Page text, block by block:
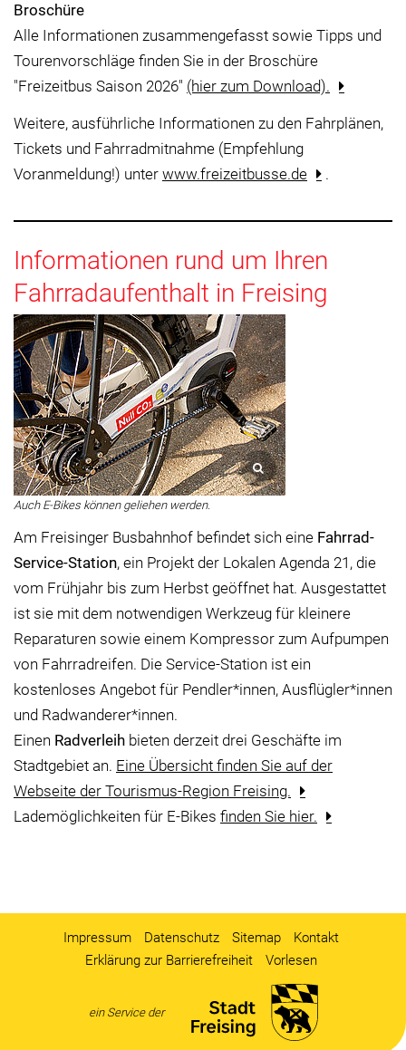
Broschüre
Alle Informationen zusammengefasst sowie Tipps und
Tourenvorschläge finden Sie in der Broschüre
"Freizeitbus Saison 2026" (hier zum Download).
Weitere, ausführliche Informationen zu den Fahrplänen,
Tickets und Fahrradmitnahme (Empfehlung
Voranmeldung!) unter www.freizeitbusse.de .
Informationen rund um Ihren
Fahrradaufenthalt in Freising
Auch E-Bikes können geliehen werden.
Am Freisinger Busbahnhof befindet sich eine Fahrrad-
Service-Station, ein Projekt der Lokalen Agenda 21, die
vom Frühjahr bis zum Herbst geöffnet hat. Ausgestattet
ist sie mit dem notwendigen Werkzeug für kleinere
Reparaturen sowie einem Kompressor zum Aufpumpen
von Fahrradreifen. Die Service-Station ist ein
kostenloses Angebot für Pendler*innen, Ausflügler*innen
und Radwanderer*innen.
Einen Radverleih bieten derzeit drei Geschäfte im
Stadtgebiet an. Eine Übersicht finden Sie auf der
Webseite der Tourismus-Region Freising.
Lademöglichkeiten für E-Bikes finden Sie hier.
Impressum Datenschutz Sitemap
Kontakt
Erklärung zur Barrierefreiheit
Vorlesen
ein Service der